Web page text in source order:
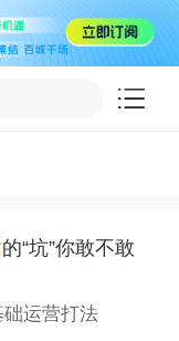
的“坑”你敢不敢
运营打法